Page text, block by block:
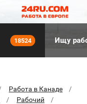
18524 Ищу
Работа в Канаде
Рабочий